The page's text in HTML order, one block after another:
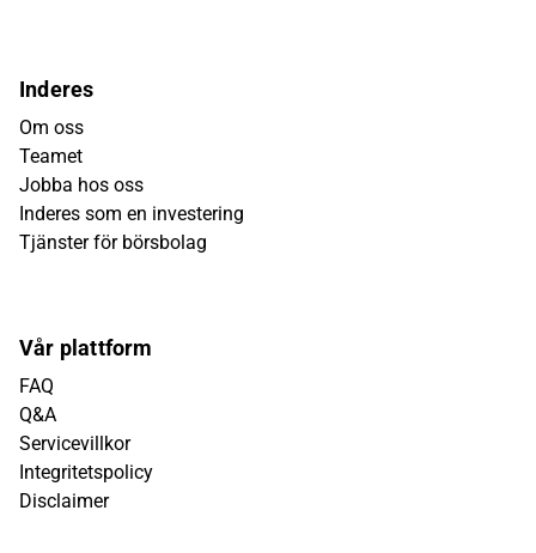
Inderes
Om oss
Teamet
Jobba hos oss
Inderes som en investering
Tjänster för börsbolag
Vår plattform
FAQ
Q&A
Servicevillkor
Integritetspolicy
Disclaimer